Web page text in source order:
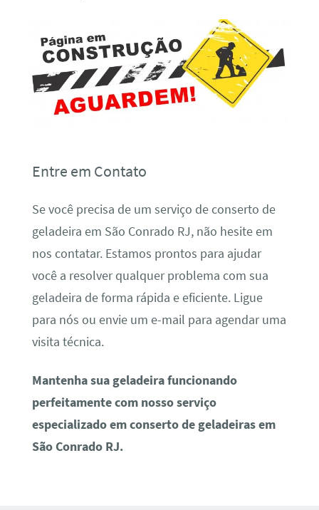
Entre em Contato
Se você precisa de um serviço de conserto de
geladeira em São Conrado RJ, não hesite em
nos contatar. Estamos prontos para ajudar
você a resolver qualquer problema com sua
geladeira de forma rápida e eficiente. Ligue
para nós ou envie um e-mail para agendar uma
visita técnica.
Mantenha sua geladeira funcionando
perfeitamente com nosso serviço
especializado em conserto de geladeiras em
São Conrado RJ.